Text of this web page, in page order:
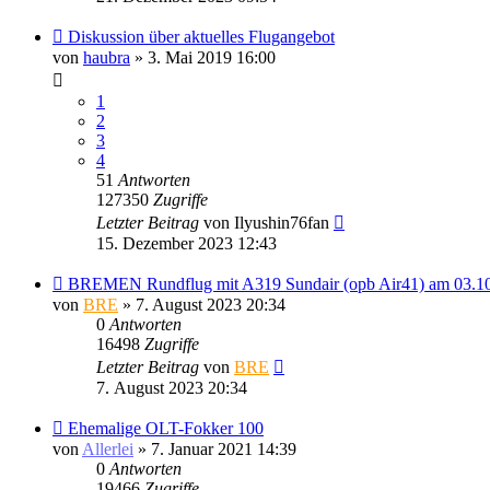
Diskussion über aktuelles Flugangebot
von haubra » 3. Mai 2019 16:00
1
2
3
4
51 Antworten
127350 Zugriffe
Letzter Beitrag von Ilyushin76fan
15. Dezember 2023 12:43
BREMEN Rundflug mit A319 Sundair (opb Air41) am
von BRE » 7. August 2023 20:34
0 Antworten
16498 Zugriffe
Letzter Beitrag von BRE
7. August 2023 20:34
Ehemalige OLT-Fokker 100
von Allerlei » 7. Januar 2021 14:39
0 Antworten